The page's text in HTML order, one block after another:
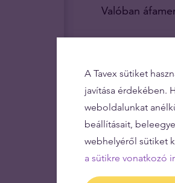
Valóban
Árul a Tavex
Kínál-e a
Hogyan képes
A Tavex sütiket
javítása érdekében.
weboldalunkat
beállításait,
webhelyéről sütiket
a sütikre vonatkozó